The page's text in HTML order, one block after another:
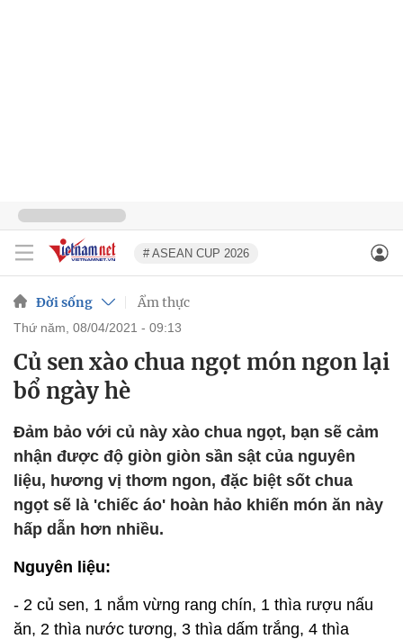
# ASEAN CUP 2026
Đời sống Ẩm thực
thứ năm, 08/04/2021 - 09:13
Củ sen xào chua ngọt món ngon lại
bổ ngày hè
Đảm bảo với củ này xào chua ngọt, bạn sẽ cảm
nhận được độ giòn giòn sần sật của nguyên
liệu, hương vị thơm ngon, đặc biệt sốt chua
ngọt sẽ là 'chiếc áo' hoàn hảo khiến món ăn này
hấp dẫn hơn nhiều.
Nguyên liệu:
- 2 củ sen, 1 nắm vừng rang chín, 1 thìa rượu nấu
ăn, 2 thìa nước tương, 3 thìa dấm trắng, 4 thìa